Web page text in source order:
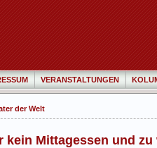
VERANSTALTUNGEN
der Welt
kein Mittagessen und